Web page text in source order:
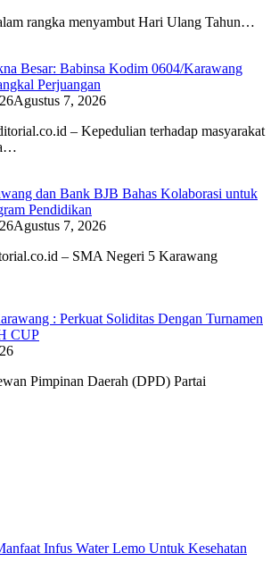
rangka menyambut Hari Ulang Tahun…
Besar: Babinsa Kodim 0604/Karawang
Perjuangan
Agustus 7, 2026
– Kepedulian terhadap masyarakat
dan Bank BJB Bahas Kolaborasi untuk
Pendidikan
Agustus 7, 2026
– SMA Negeri 5 Karawang
: Perkuat Soliditas Dengan Turnamen
CUP
Pimpinan Daerah (DPD) Partai